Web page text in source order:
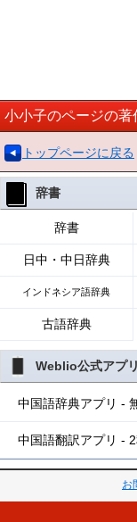
小小子のページの著
トップページに戻る
辞書
辞書
日中・中日辞典
インドネシア語辞典
古語辞典
Weblio公式アプリ
中国語辞典アプリ -
中国語翻訳アプリ -
お